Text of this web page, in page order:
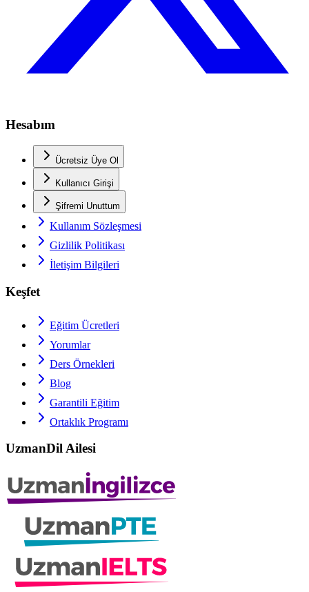
Hesabım
Ücretsiz Üye Ol
Kullanıcı Girişi
Şifremi Unuttum
Kullanım Sözleşmesi
Gizlilik Politikası
İletişim Bilgileri
Keşfet
Eğitim Ücretleri
Yorumlar
Ders Örnekleri
Blog
Garantili Eğitim
Ortaklık Programı
UzmanDil Ailesi